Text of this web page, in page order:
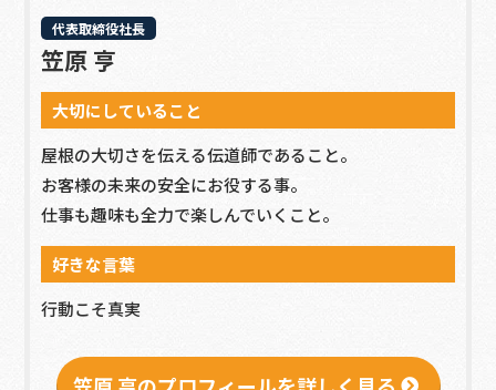
代表取締役社長
笠原 亨
大切にしていること
屋根の大切さを伝える伝道師であること。
お客様の未来の安全にお役する事。
仕事も趣味も全力で楽しんでいくこと。
好きな言葉
行動こそ真実